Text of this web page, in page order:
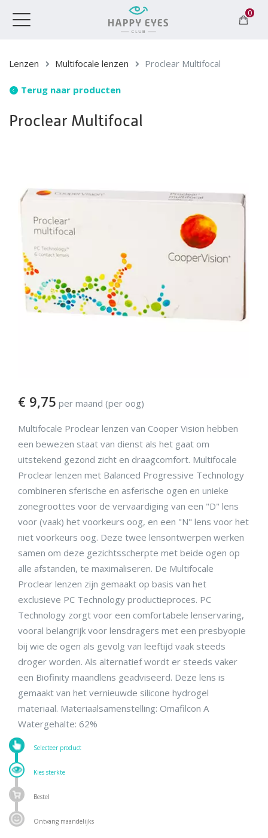
Toggle
0
Lenzen Multifocale lenzen Proclear Multifocal
Terug naar producten
Proclear Multifocal
€ 9,75 per maand (per oog)
Multifocale Proclear lenzen van Cooper Vision hebben
een bewezen staat van dienst als het gaat om
uitstekend gezond zicht en draagcomfort. Multifocale
Proclear lenzen met Balanced Progressive Technology
combineren sferische en asferische ogen en unieke
zonegroottes voor de vervaardiging van een "D" lens
voor (vaak) het voorkeurs oog, en een "N" lens voor het
niet voorkeurs oog. Deze twee lensontwerpen werken
samen om deze gezichtsscherpte met beide ogen op
alle afstanden, te maximaliseren. De Multifocale
Proclear lenzen zijn gemaakt op basis van het
exclusieve PC Technology productieproces. PC
Technology zorgt voor een comfortabele lenservaring,
vooral belangrijk voor lensdragers met een presbyopie
bij wie de ogen als gevolg van leeftijd vaak steeds
droger worden. Als alternatief wordt er steeds vaker
een Biofinity maandlens geadviseerd. Deze lens is
gemaakt van het vernieuwde silicone hydrogel
materiaal. Materiaalsamenstelling: Omafilcon A
Watergehalte: 62%
Selecteer product
Kies sterkte
Bestel
Ontvang maandelijks